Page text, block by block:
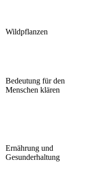
Wildpflanzen
Bedeutung für den
Menschen klären
Ernährung und
Gesunderhaltung